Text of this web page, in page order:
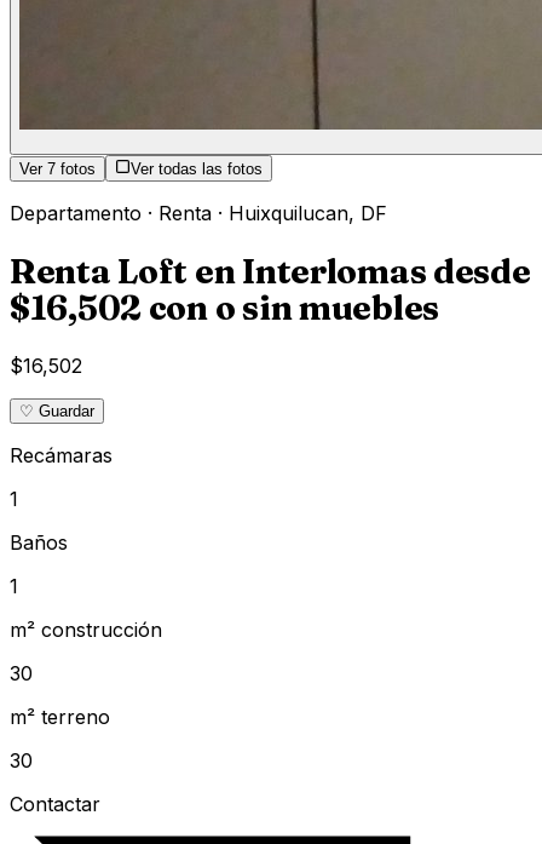
Ver 7 fotos Ver todas las fotos
Departamento · Renta · Huixquilucan, DF
Renta Loft en Interlomas desde
$16,502 con o sin muebles
$16,502
♡ Guardar
Recámaras
1
Baños
1
m² construcción
30
m² terreno
30
Contactar